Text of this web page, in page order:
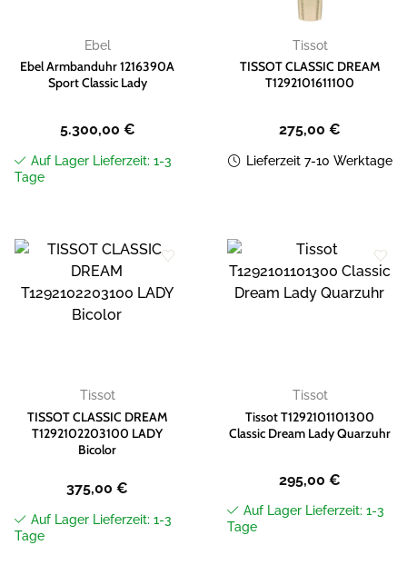
Ebel
Ebel Armbanduhr 1216390A
Sport Classic Lady
5.300,00 €
Auf Lager Lieferzeit: 1-3
Tage
Tissot
TISSOT CLASSIC DREAM
T1292101611100
275,00 €
Lieferzeit 7-10 Werktage
Zur
Wunschliste
hinzufügen
Tissot
TISSOT CLASSIC DREAM
T1292102203100 LADY
Bicolor
375,00 €
Auf Lager Lieferzeit: 1-3
Tage
Wunschliste
Tissot
Tissot T1292101101300
Classic Dream Lady Quarzuhr
295,00 €
Auf Lager Lieferzeit: 1-3
Tage